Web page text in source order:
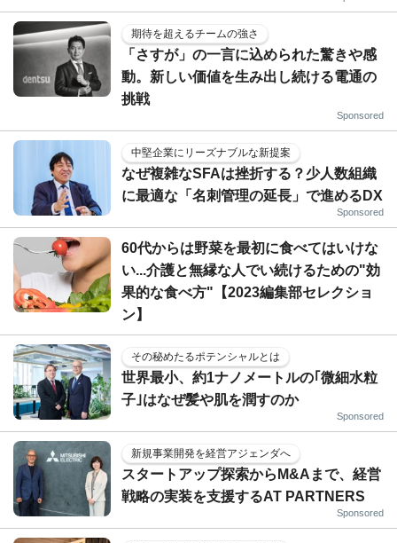
期待を超えるチームの強さ
「さすが」の一言に込められた驚きや感
動。新しい価値を生み出し続ける電通の
挑戦
Sponsored
中堅企業にリーズナブルな新提案
なぜ複雑なSFAは挫折する？少人数組織
に最適な「名刺管理の延長」で進めるDX
Sponsored
60代からは野菜を最初に食べてはいけな
い...介護と無縁な人でい続けるための"効
果的な食べ方"【2023編集部セレクショ
ン】
その秘めたるポテンシャルとは
世界最小、約1ナノメートルの｢微細水粒
子｣はなぜ髪や肌を潤すのか
Sponsored
新規事業開発を経営アジェンダへ
スタートアップ探索からM&Aまで、経営
戦略の実装を支援するAT PARTNERS
Sponsored